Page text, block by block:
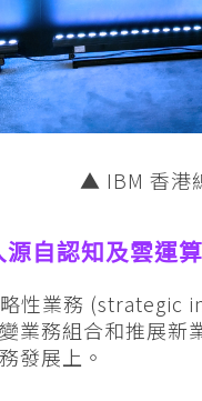
▲ IBM 香港
自認知及雲運
性業務 (strategic
業務組合和推展
發展上。